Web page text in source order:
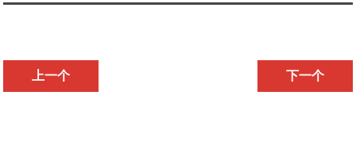
上一个 下一个